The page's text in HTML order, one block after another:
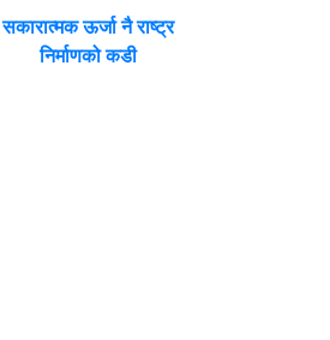
सकारात्मक ऊर्जा नै राष्ट्र
निर्माणको कडी